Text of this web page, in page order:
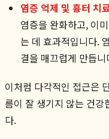
염증 억제 및 흉터 치
염증을 완화하고, 이
는 데 효과적입니다.
결을 매끄럽게 만듭니
이처럼 다각적인 접근은
름이 잘 생기지 않는 건강
다.